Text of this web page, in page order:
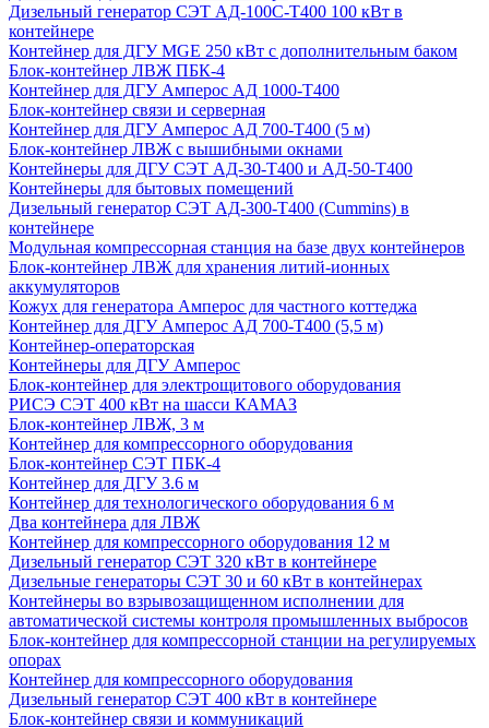
Дизельный генератор СЭТ АД-100С-Т400 100 кВт в
контейнере
Контейнер для ДГУ MGE 250 кВт с дополнительным баком
Блок-контейнер ЛВЖ ПБК-4
Контейнер для ДГУ Амперос АД 1000-Т400
Блок-контейнер связи и серверная
Контейнер для ДГУ Амперос АД 700-Т400 (5 м)
Блок-контейнер ЛВЖ с вышибными окнами
Контейнеры для ДГУ СЭТ АД-30-Т400 и АД-50-Т400
Контейнеры для бытовых помещений
Дизельный генератор СЭТ АД-300-Т400 (Cummins) в
контейнере
Модульная компрессорная станция на базе двух контейнеров
Блок-контейнер ЛВЖ для хранения литий-ионных
аккумуляторов
Кожух для генератора Амперос для частного коттеджа
Контейнер для ДГУ Амперос АД 700-Т400 (5,5 м)
Контейнер-операторская
Контейнеры для ДГУ Амперос
Блок-контейнер для электрощитового оборудования
РИСЭ СЭТ 400 кВт на шасси КАМАЗ
Блок-контейнер ЛВЖ, 3 м
Контейнер для компрессорного оборудования
Блок-контейнер СЭТ ПБК-4
Контейнер для ДГУ 3.6 м
Контейнер для технологического оборудования 6 м
Два контейнера для ЛВЖ
Контейнер для компрессорного оборудования 12 м
Дизельный генератор СЭТ 320 кВт в контейнере
Дизельные генераторы СЭТ 30 и 60 кВт в контейнерах
Контейнеры во взрывозащищенном исполнении для
автоматической системы контроля промышленных выбросов
Блок-контейнер для компрессорной станции на регулируемых
опорах
Контейнер для компрессорного оборудования
Дизельный генератор СЭТ 400 кВт в контейнере
Блок-контейнер связи и коммуникаций